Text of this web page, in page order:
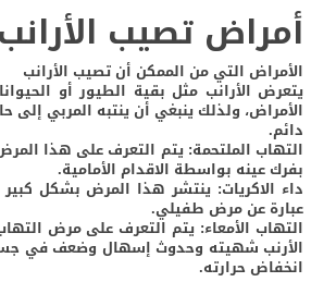
أمراض تصيب الأرانب
الأمراض التي من الممكن أن تصيب الأرانب
يتعرض الأرانب مثل بقية الطيور أو
الأمراض، ولذلك ينبغي أن ينتبه المربي إلى
دائم.
التهاب الملتحمة: يتم التعرف على هذا
بفرك عينه بواسطة الاقدام الأمامية.
داء الاكريات: ينتشر هذا المرض بشكل كبير
عبارة عن مرض طفيلي.
التهاب الأمعاء: يتم التعرف على مرض
الأرنب شهيته وحدوث إسهال وضعف في
انخفاض حرارته.